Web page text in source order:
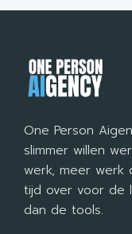
One Person
slimmer willen
werk, meer werk
tijd over voor de
dan de tools.